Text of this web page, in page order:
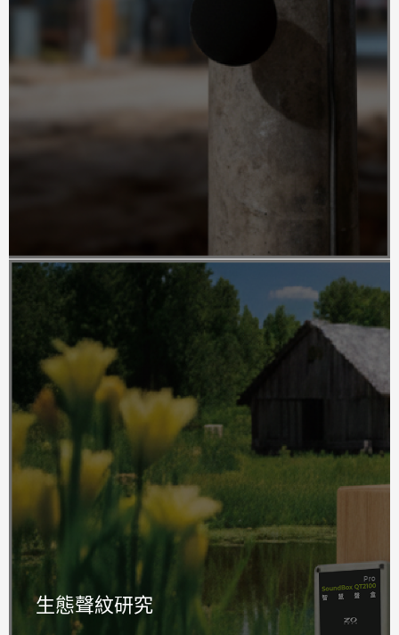
生態聲紋研究
應用於野外生態監測站,長期記錄與分析鳥鳴、蛙
鳴、蟲鳴等生物聲紋資料。研究人員可透過 AI 模型
自動分類物種,並統計不同時段的生物活動模式。內
建的低功耗設計與電池模組支援,使設備能夠在偏遠
地區進行數週至數月的連續監測,大幅提升生態研究
的資料收集效率。